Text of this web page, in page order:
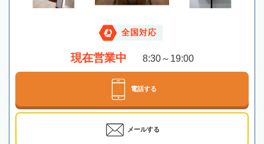
全国対応
現在営業中 8:30～19:00
電話する
メールする